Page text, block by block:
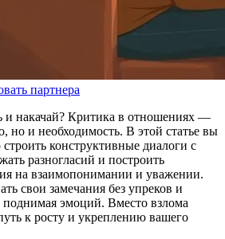
партнера
накачай? Критика в отношениях —
но и необходимость. В этой статье вы
строить конструктивные диалоги с
разногласий и построить
на взаимопонимании и уважении.
свои замечания без упреков и
эмоций. Вместо взлома
к росту и укреплению вашего